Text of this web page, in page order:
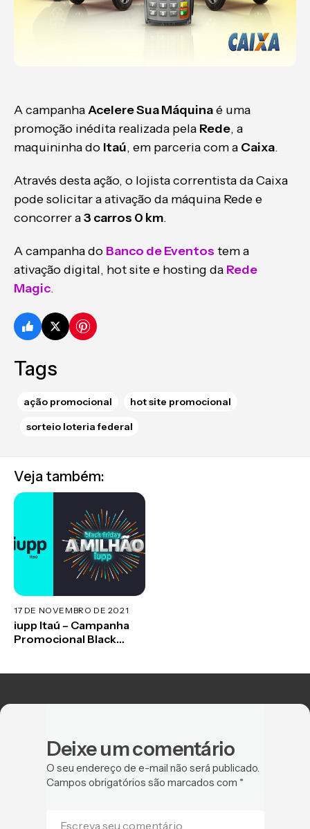
A campanhaAcelere Sua Máquinaé uma
promoção inédita realizada pela Rede, a
maquininha do Itaú, em parceria com a Caixa.
Através desta ação, o lojista correntista da Caixa
pode solicitar a ativação da máquina Rede e
concorrer a3 carros 0 km.
A campanha do Banco de Eventos tem a
ativação digital, hot site e hosting da Rede
Magic.
Tags
ação promocional hot site promocional
sorteio loteria federal
Veja também:
17 DE NOVEMBRO DE 2021
iupp Itaú – Campanha
Promocional Black
Deixe um comentário
O seu endereço de e-mail não será publicado.
Campos obrigatórios são marcados com *
Escreva seu comentário